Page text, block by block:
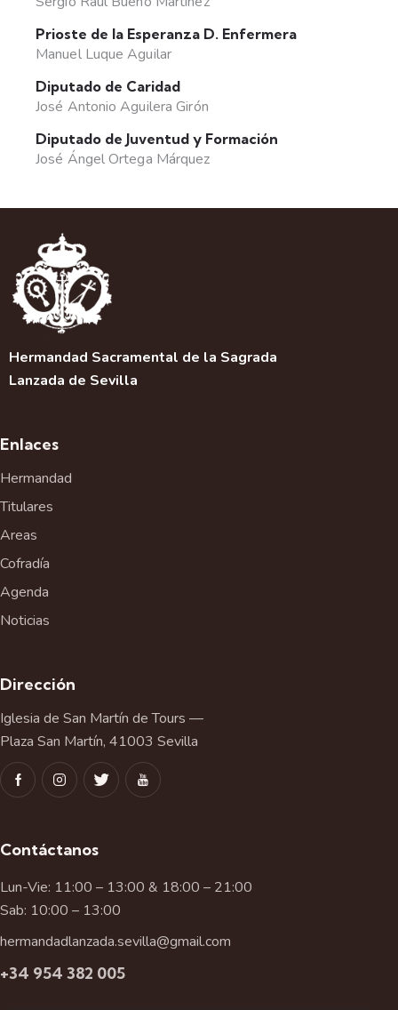
Prioste de la Esperanza D. Enfermera
Manuel Luque Aguilar
Diputado de Caridad
José Antonio Aguilera Girón
Diputado de Juventud y Formación
José Ángel Ortega Márquez
Hermandad Sacramental de la Sagrada
Lanzada de Sevilla
Enlaces
Hermandad
Titulares
Areas
Cofradía
Agenda
Noticias
Dirección
Iglesia de San Martín de Tours —
Plaza San Martín, 41003 Sevilla
Contáctanos
Lun-Vie: 11:00 – 13:00 & 18:00 – 21:00
Sab: 10:00 – 13:00
hermandadlanzada.sevilla@gmail.com
+34 954 382 005